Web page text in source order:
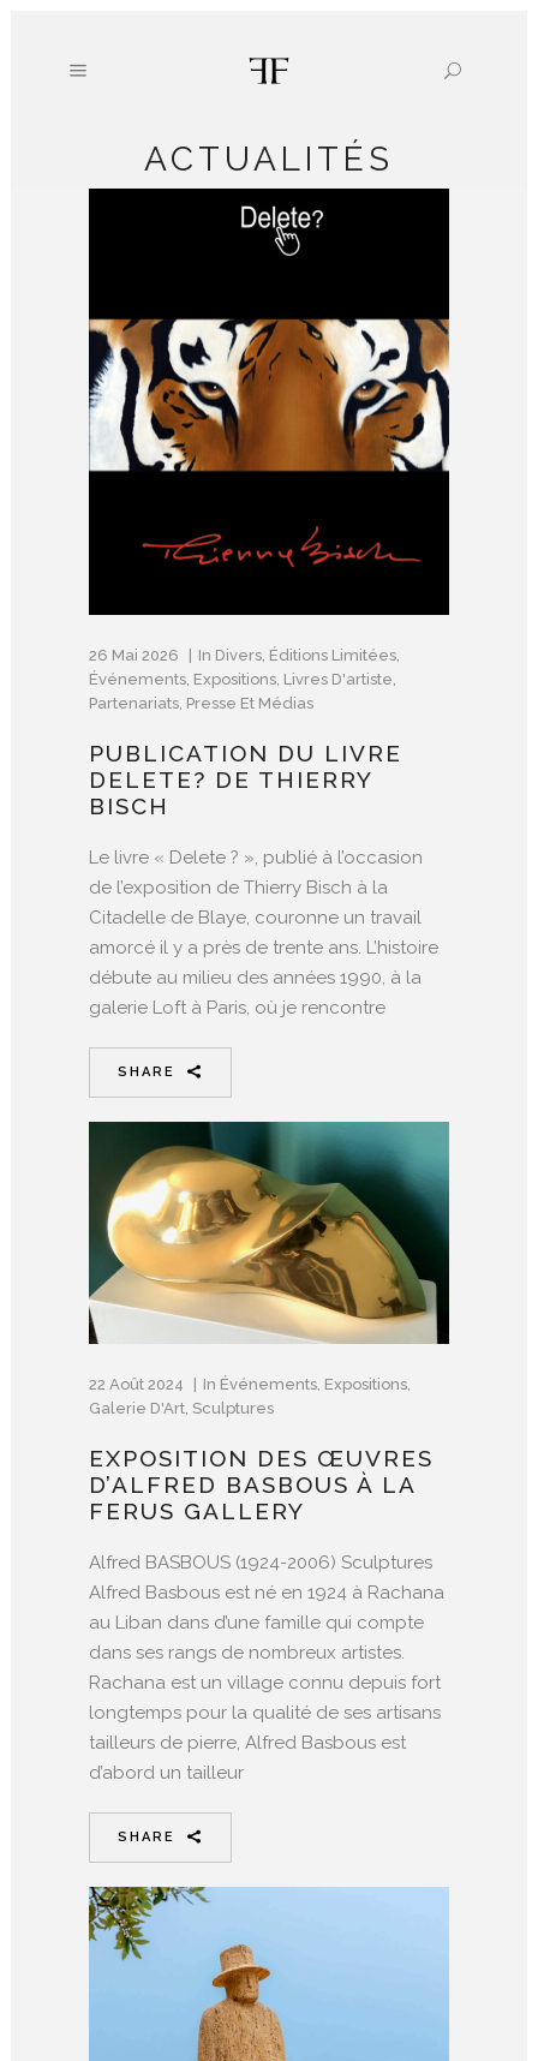
ACTUALITÉS
26 Mai 2026 In Divers, Éditions Limitées,
Événements, Expositions, Livres D'artiste,
Partenariats, Presse Et Médias
PUBLICATION DU LIVRE
DELETE? DE THIERRY
BISCH
Le livre « Delete ? », publié à l’occasion
de l’exposition de Thierry Bisch à la
Citadelle de Blaye, couronne un travail
amorcé il y a près de trente ans. L’histoire
débute au milieu des années 1990, à la
galerie Loft à Paris, où je rencontre
SHARE
22 Août 2024 In Événements Expositions
Galerie D'Art Sculptures
EXPOSITION DES ŒUVRES
D’ALFRED BASBOUS À LA
FERUS GALLERY
Alfred BASBOUS (1924-2006) Sculptures
Alfred Basbous est né en 1924 à Rachana
au Liban dans d’une famille qui compte
dans ses rangs de nombreux artistes.
Rachana est un village connu depuis fort
longtemps pour la qualité de ses artisans
tailleurs de pierre, Alfred Basbous est
d’abord un tailleur
SHARE